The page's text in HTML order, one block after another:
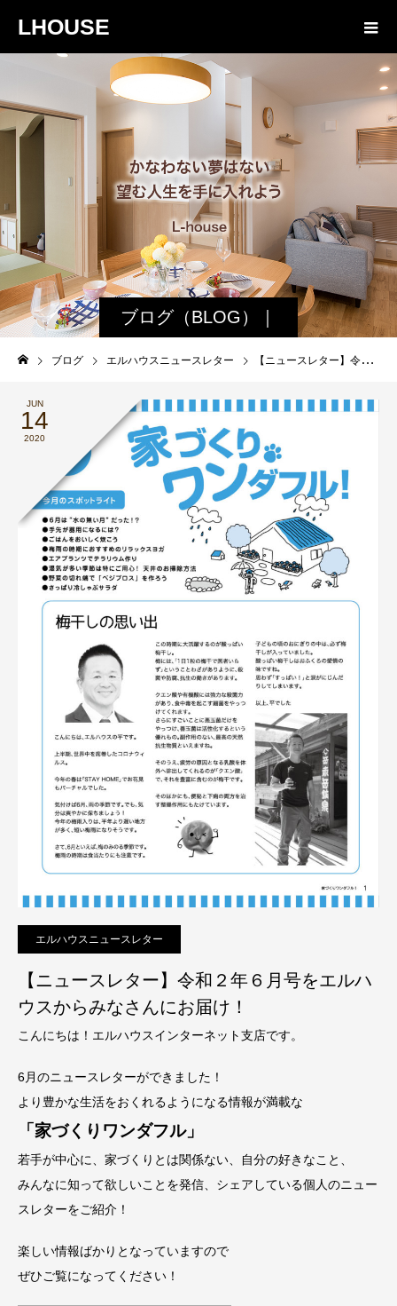
LHOUSE
ブログ（BLOG）｜
諏訪・松本の工務店
エルハウス
ブログ エルハウスニュースレター 【ニュースレター】令和２年６月号をエルハウスからみなさんにお届け！
JUN
14
2020
エルハウスニュースレター
【ニュースレター】令和２年６月号をエルハ
ウスからみなさんにお届け！
こんにちは！エルハウスインターネット支店です。
6月のニュースレターができました！
より豊かな生活をおくれるようになる情報が満載な
「家づくりワンダフル」
若手が中心に、家づくりとは関係ない、自分の好きなこと、
みんなに知って欲しいことを発信、シェアしている個人のニュー
スレターをご紹介！
楽しい情報ばかりとなっていますので
ぜひご覧になってください！